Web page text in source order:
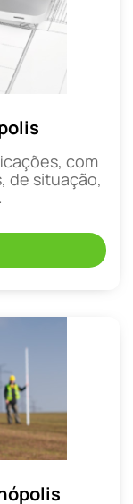
com
de situação,